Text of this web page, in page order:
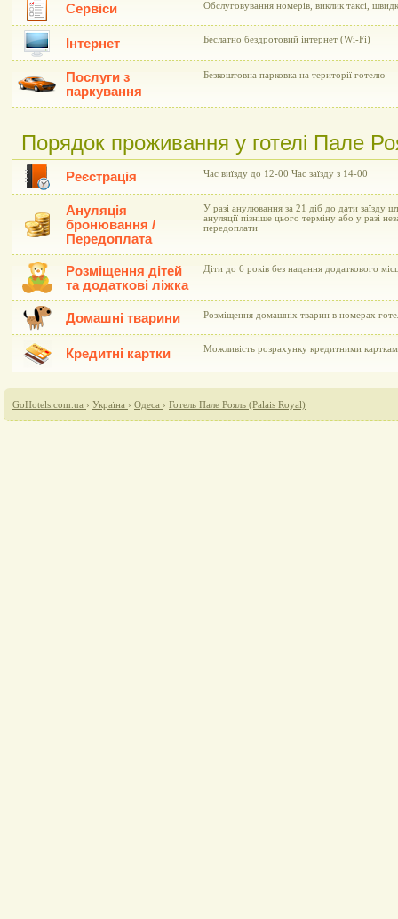
Сервіси Обслуговування номерів, виклик таксі,
Інтернет Беслатно бездротовий інтернет (Wi-Fi)
Послуги з
паркування
Безкоштовна парковка на території готелю
Порядок проживання у готелі Пале
Реєстрація Час виїзду до 12-00 Час заїзду з 14-00
Ануляція
бронювання /
Передоплата
У разі анулювання за 21 діб до дати заїзду
ануляції пізніше цього терміну або у разі
передоплати
Розміщення дітей
та додаткові ліжка
Діти до 6 років без надання додаткового
Домашні тварини Розміщення домашніх тварин в номерах
Кредитні картки Можливість розрахунку кредитними
GoHotels.com.ua › Україна › Одеса › Готель Пале Рояль (Palais Royal)